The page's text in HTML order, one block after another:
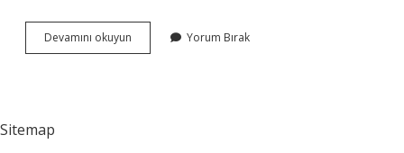
Devamını okuyun
Birlik
Yorum Bırak
Sitemap